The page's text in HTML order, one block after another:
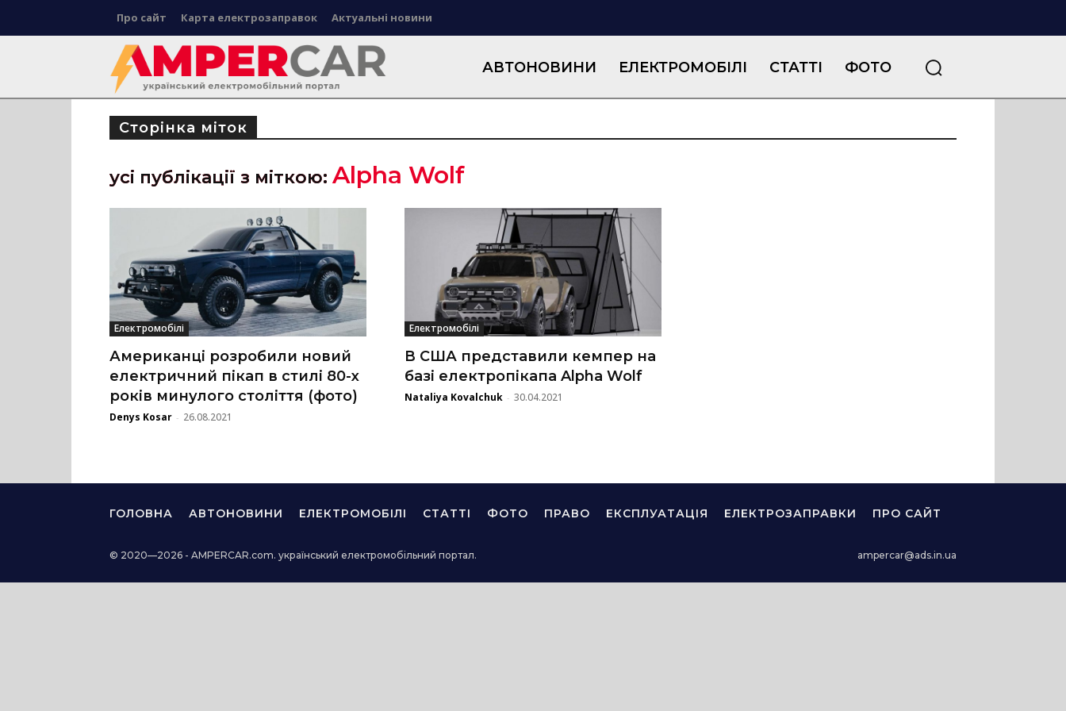
Про сайт Карта електрозаправок Актуальні новини
АВТОНОВИНИ ЕЛЕКТРОМОБІЛІ СТАТТІ ФОТО
Сторінка міток
усі публікації з міткою: Alpha Wolf
Електромобілі
Американці розробили новий
електричний пікап в стилі 80-х
років минулого століття (фото)
Denys Kosar - 26.08.2021
Електромобілі
В США представили кемпер на
базі електропікапа Alpha Wolf
Nataliya Kovalchuk - 30.04.2021
ГОЛОВНА АВТОНОВИНИ ЕЛЕКТРОМОБІЛІ СТАТТІ ФОТО ПРАВО ЕКСПЛУАТАЦІЯ ЕЛЕКТРОЗАПРАВКИ ПРО САЙТ
© 2020—2026 - AMPERCAR.com. український електромобільний портал. ampercar@ads.in.ua